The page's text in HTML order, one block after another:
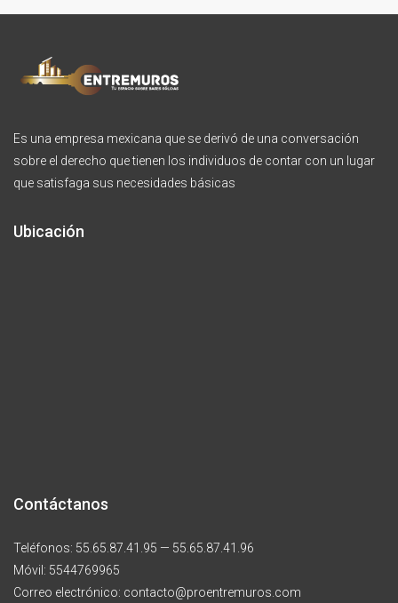
Es una empresa mexicana que se derivó de una conversación
sobre el derecho que tienen los individuos de contar con un lugar
que satisfaga sus necesidades básicas
Ubicación
Contáctanos
Teléfonos: 55.65.87.41.95 — 55.65.87.41.96
Móvil: 5544769965
Correo electrónico: contacto@proentremuros.com